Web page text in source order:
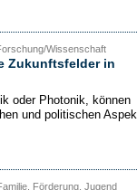
Wissenschaft
Zukunftsfelder in
oder Photonik, können
und politischen
Förderung, Jugend